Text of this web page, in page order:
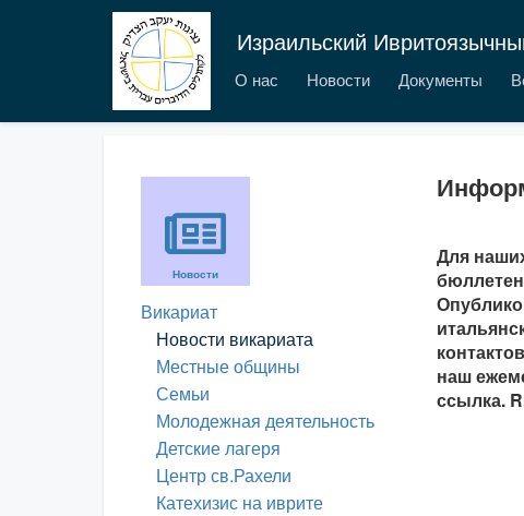
Израильский
О нас Новости Документы
Новости
Викариат
Новости викариата
Местные общины
Семьи
Молодежная деятельность
Детские лагеря
Центр св.Рахели
Катехизис на иврите
Для
наш
ссылка.